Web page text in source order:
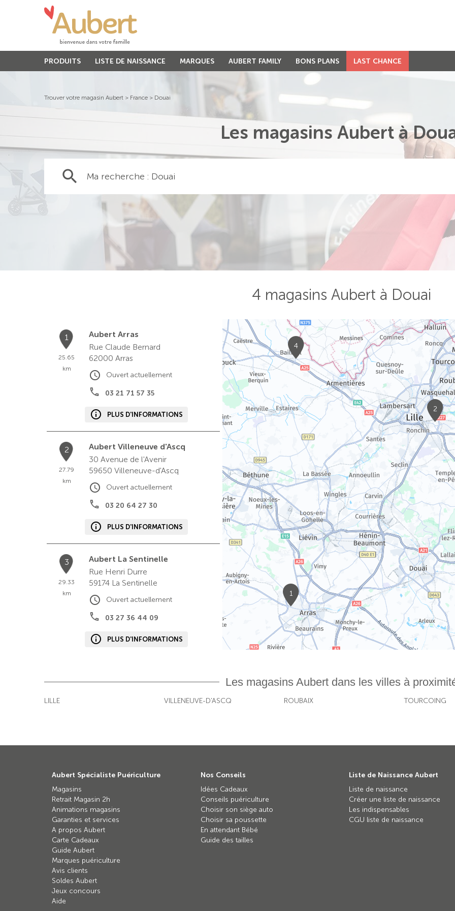
PRODUITS LISTE DE NAISSANCE MARQUES AUBERT FAMILY BONS PLANS LAST CHANCE
Trouver votre magasin Aubert > France > Douai
Les magasins Aubert à
Ma recherche : Douai
4 magasins Aubert à Douai
1
25.65
km
Aubert Arras
Rue Claude Bernard
62000 Arras
03 21 71 57 35
Ouvert actuellement
PLUS D'INFORMATIONS
2
27.79
km
Aubert Villeneuve d'Ascq
30 Avenue de l'Avenir
59650 Villeneuve-d'Ascq
03 20 64 27 30
Ouvert actuellement
PLUS D'INFORMATIONS
3
29.33
km
Aubert La Sentinelle
Rue Henri Durre
59174 La Sentinelle
03 27 36 44 09
Ouvert actuellement
PLUS D'INFORMATIONS
Parc du Nouveau Monde
1
4
2
Les magasins Aubert dans les villes à
LILLE VILLENEUVE-D'ASCQ ROUBAIX TOURCOING
Aubert Spécialiste Puériculture
Magasins
Retrait Magasin 2h
Animations magasins
Garanties et services
A propos Aubert
Carte Cadeaux
Guide Aubert
Marques puériculture
Avis clients
Soldes Aubert
Jeux concours
Aide
Nos Conseils
Idées Cadeaux
Conseils puériculture
Choisir son siège auto
Choisir sa poussette
En attendant Bébé
Guide des tailles
Liste de Naissance Aubert
Liste de naissance
Créer une liste de naissance
Les indispensables
CGU liste de naissance